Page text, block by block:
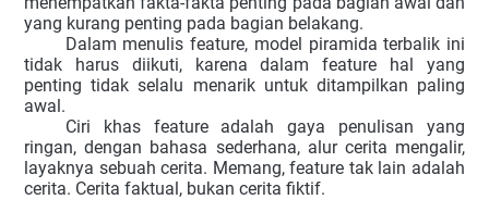
yang kurang penting pada bagian belakang.
Dalam menulis feature, model piramida terbalik ini
tidak harus diikuti, karena dalam feature hal yang
penting tidak selalu menarik untuk ditampilkan paling
awal.
Ciri khas feature adalah gaya penulisan yang
ringan, dengan bahasa sederhana, alur cerita mengalir,
layaknya sebuah cerita. Memang, feature tak lain adalah
cerita. Cerita faktual, bukan cerita fiktif.